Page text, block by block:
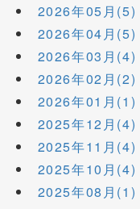
2026年05月(5)
2026年04月(5)
2026年03月(4)
2026年02月(2)
2026年01月(1)
2025年12月(4)
2025年11月(4)
2025年10月(4)
2025年08月(1)